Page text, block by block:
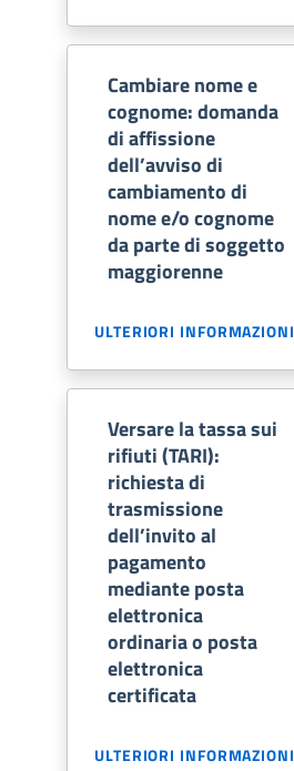
Cambiare nome e
cognome: domanda
di affissione
dell’avviso di
cambiamento di
nome e/o cognome
da parte di soggetto
maggiorenne
ULTERIORI INFORMAZIONI
Versare la tassa sui
rifiuti (TARI):
richiesta di
trasmissione
dell’invito al
pagamento
mediante posta
elettronica
ordinaria o posta
elettronica
certificata
ULTERIORI INFORMAZIONI